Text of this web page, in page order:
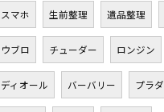
スマホ 生前整理 遺品整理
ウブロ チューダー ロンジン
ディオール バーバリー プラダ